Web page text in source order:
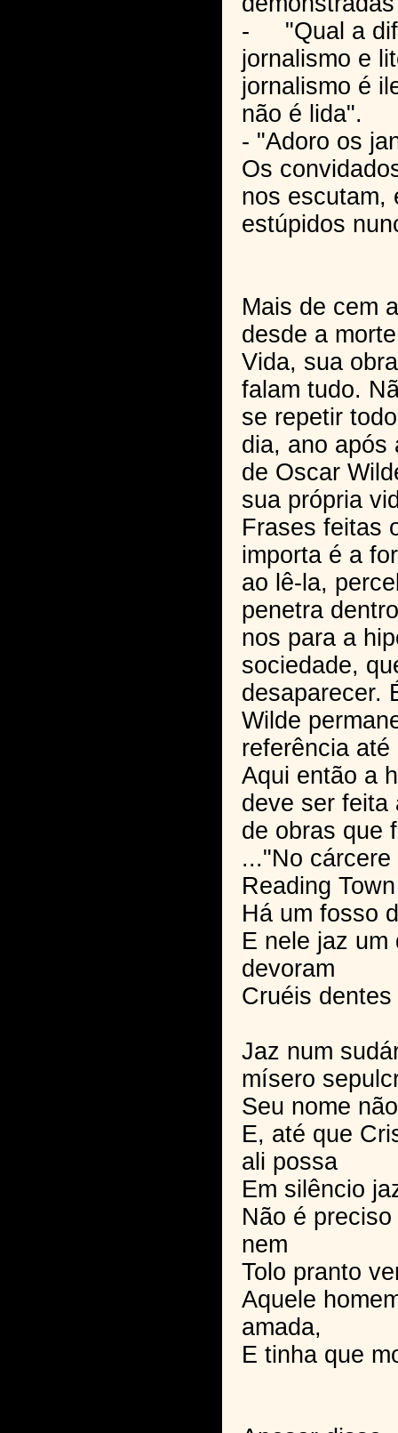
- "Qual a
jornalismo e
jornalismo é
não é lida".
- "Adoro os
Os
nos escutam,
estúpidos
Mais de cem
desde a
Vida, sua
falam tudo.
se repetir
dia, ano após
de Oscar
sua própria
Frases feitas
importa é a
ao lê-la,
penetra
nos para a
sociedade,
desaparecer.
Wilde
referência até
Aqui então a
deve ser feita
de obras que
..."No
Reading Town
Há um fosso
E nele jaz um
devoram
Cruéis
Jaz num
mísero
Seu nome
E, até que
ali possa
Em silêncio
Não é
nem
Tolo pranto
Aquele
amada,
E tinha que